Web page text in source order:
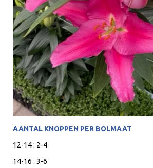
AANTAL KNOPPEN PER BOLMAAT
12-14 : 2-4
14-16 : 3-6